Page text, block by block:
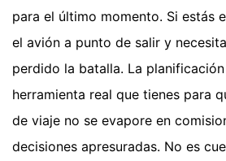
para el último momento. Si estás
el avión a punto de salir y
perdido la batalla. La
herramienta real que tienes para
de viaje no se evapore en
decisiones apresuradas. No es